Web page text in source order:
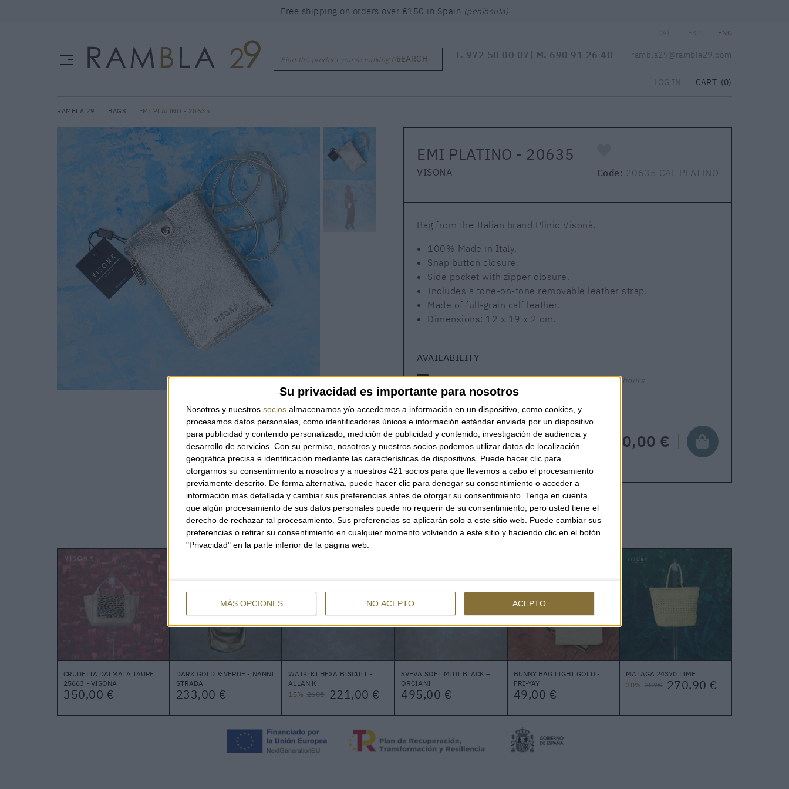
Su privacidad es importante para nosotros
Nosotros y nuestros socios almacenamos y/o accedemos a información en un dispositivo, como cookies, y
procesamos datos personales, como identificadores únicos e información estándar enviada por un dispositivo
para publicidad y contenido personalizado, medición de publicidad y contenido, investigación de audiencia y
desarrollo de servicios. Con su permiso, nosotros y nuestros socios podemos utilizar datos de localización
geográfica precisa e identificación mediante las características de dispositivos. Puede hacer clic para
otorgarnos su consentimiento a nosotros y a nuestros 421 socios para que llevemos a cabo el procesamiento
previamente descrito. De forma alternativa, puede hacer clic para denegar su consentimiento o acceder a
información más detallada y cambiar sus preferencias antes de otorgar su consentimiento. Tenga en cuenta
que algún procesamiento de sus datos personales puede no requerir de su consentimiento, pero usted tiene el
derecho de rechazar tal procesamiento. Sus preferencias se aplicarán solo a este sitio web. Puede cambiar sus
preferencias o retirar su consentimiento en cualquier momento volviendo a este sitio y haciendo clic en el botón
"Privacidad" en la parte inferior de la página web.
MÁS OPCIONES NO ACEPTO ACEPTO
Free shipping on orders over €150 in Spain (peninsula)
Find the product you're looking for ...SEARCH
ENG
T. 972 50 00 07 | M. 690 91 26 40 rambla29@rambla29.com
LOG IN CART (0)
RAMBLA 29 BAGS EMI PLATINO - 20635
EMI PLATINO - 20635
VISONA Code: 20635 CAL PLATINO
Bag from the Italian brand Plinio Visonà.
100% Made in Italy.
Snap button closure.
Side pocket with zipper closure.
Includes a tone-on-tone removable leather strap.
Made of full-grain calf leather.
Dimensions: 12 x 19 x 2 cm.
AVAILABILITY
This product is in stock Shipping in 24-48 hours.
QUANTITY 150,00 €
YOU CAN ALSO BE INTERESTED
CRUDELIA DALMATA TAUPE
25663 - VISONA'
350,00 €
DARK GOLD & VERDE - NANNI
STRADA
233,00 €
WAIKIKI HEXA BISCUIT -
ALLAN K
15% 260€ 221,00 €
SVEVA SOFT MIDI BLACK –
ORCIANI
495,00 €
BUNNY BAG LIGHT GOLD -
FRI-YAY
49,00 €
MALAGA 24370 LIME
30% 387€ 270,90 €